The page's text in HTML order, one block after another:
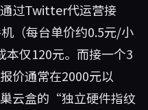
过Twitter代运营接
（每台单价约0.5元/小
本仅120元。而接一个3
价通常在2000元以
云盒的“独立硬件指纹